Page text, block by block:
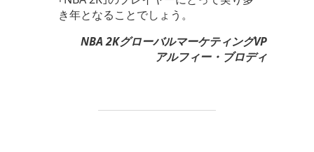
き年となることでしょう。
NBA 2KグローバルマーケティングVP
アルフィー・ブロディ